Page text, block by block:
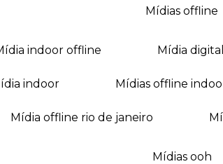
mídias offline
mídia indoor offline mídia
mídia indoor mídias offline
mídia offline rio de janeiro
mídias ooh